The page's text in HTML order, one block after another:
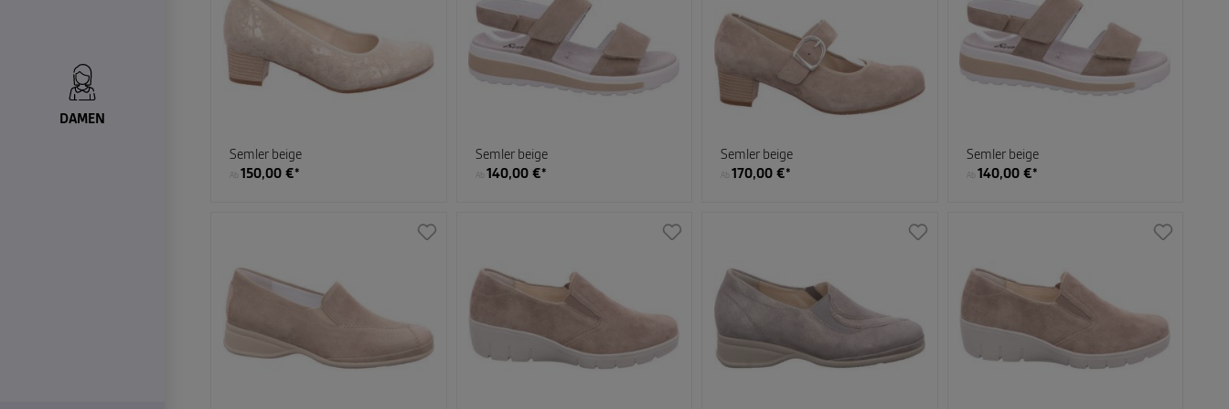
DAMEN
Semler beige
Ab 150,00 €*
Semler beige
Ab 140,00 €*
Semler beige
Ab 170,00 €*
Semler beige
Ab 140,00 €*